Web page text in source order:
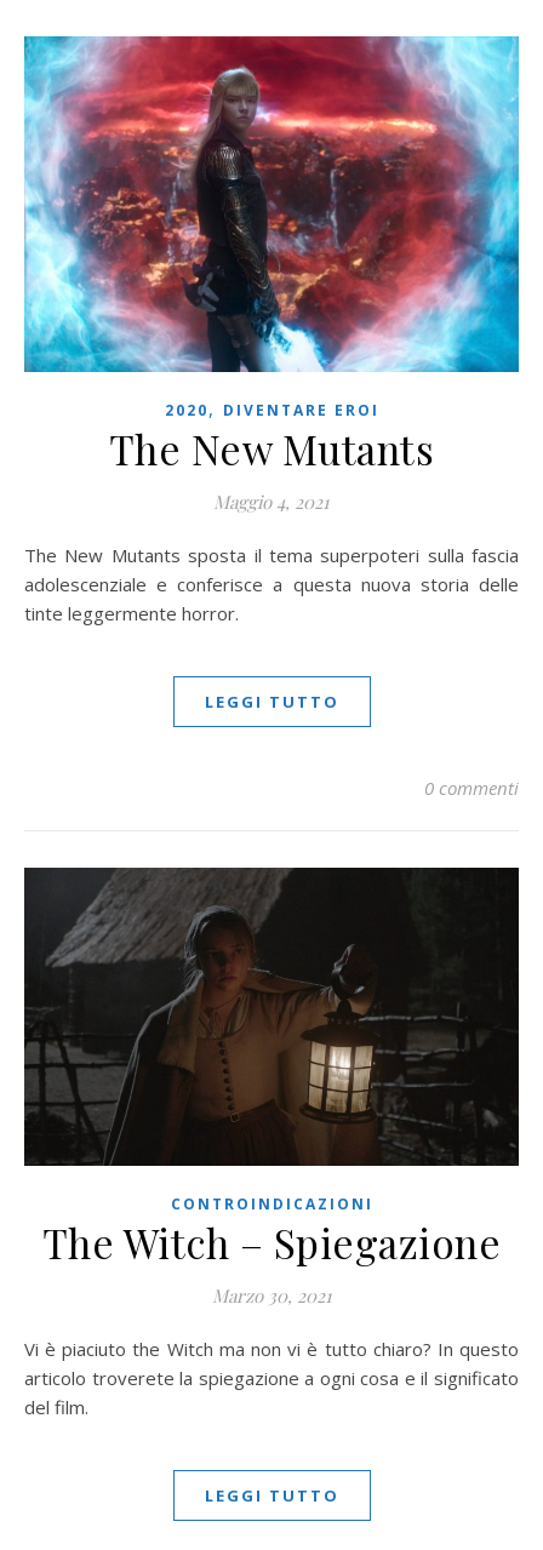
2020, DIVENTARE EROI
The New Mutants
Maggio 4, 2021
The New Mutants sposta il tema superpoteri sulla fascia
adolescenziale e conferisce a questa nuova storia delle
tinte leggermente horror.
LEGGI TUTTO
0 commenti
CONTROINDICAZIONI
The Witch – Spiegazione
Marzo 30, 2021
Vi è piaciuto the Witch ma non vi è tutto chiaro? In questo
articolo troverete la spiegazione a ogni cosa e il significato
del film.
LEGGI TUTTO